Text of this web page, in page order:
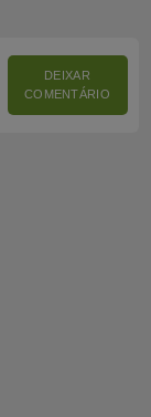
DEIXAR
COMENTÁRIO